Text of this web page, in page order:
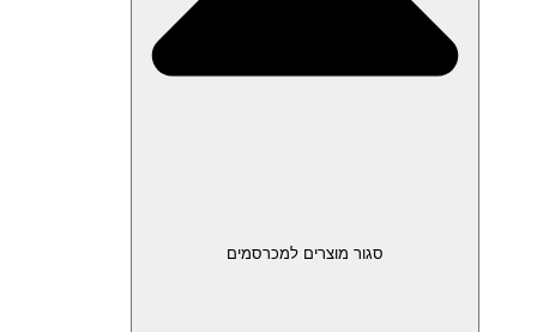
סגור מוצרים למכרסמים